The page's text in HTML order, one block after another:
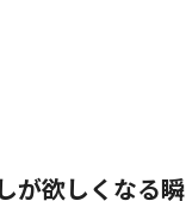
が欲しくなる瞬